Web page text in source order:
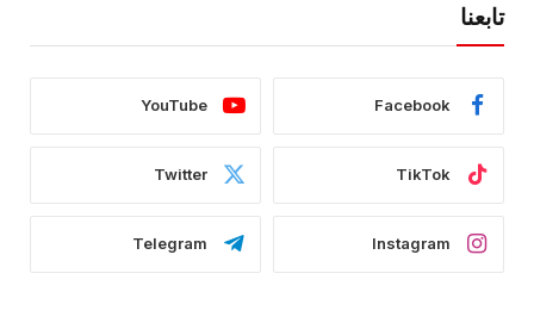
تابعنا
Facebook
YouTube
TikTok
Twitter
Instagram
Telegram